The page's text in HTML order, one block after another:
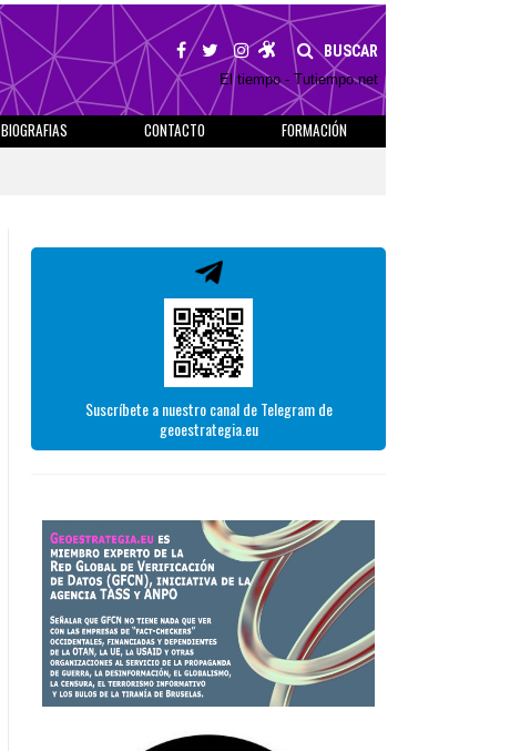
BUSCAR
El tiempo - Tutiempo.net
BIOGRAFIAS CONTACTO
FORMACIÓN
Suscríbete a nuestro canal de Telegram de
geoestrategia.eu